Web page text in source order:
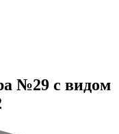
№29 с видом